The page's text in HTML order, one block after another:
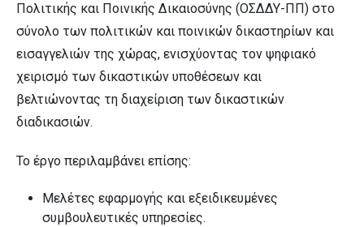
Πολιτικής και Ποινικής Δικαιοσύνης (ΟΣΔΔΥ-ΠΠ) στο
σύνολο των πολιτικών και ποινικών δικαστηρίων και
εισαγγελιών της χώρας, ενισχύοντας τον ψηφιακό
χειρισμό των δικαστικών υποθέσεων και
βελτιώνοντας τη διαχείριση των δικαστικών
διαδικασιών.
Το έργο περιλαμβάνει επίσης:
Μελέτες εφαρμογής και εξειδικευμένες
συμβουλευτικές υπηρεσίες.